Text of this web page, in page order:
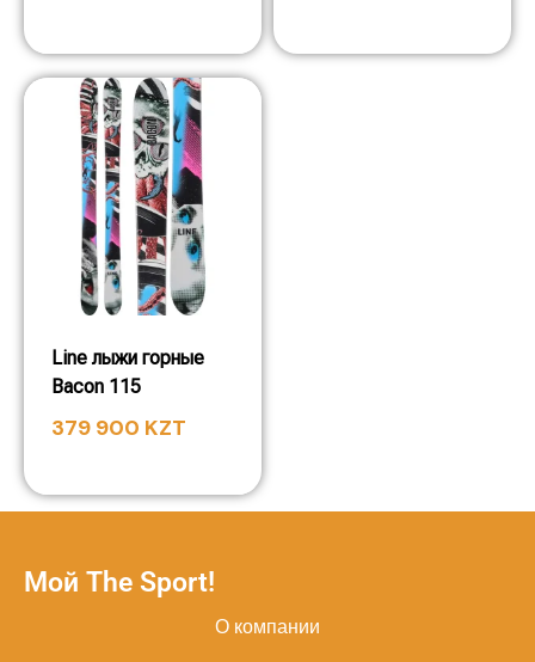
Line лыжи горные
Bacon 115
379 900 KZT
Мой The Sport!
О компании